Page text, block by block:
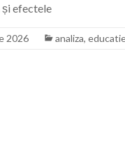
și efectele
2026 analiza,